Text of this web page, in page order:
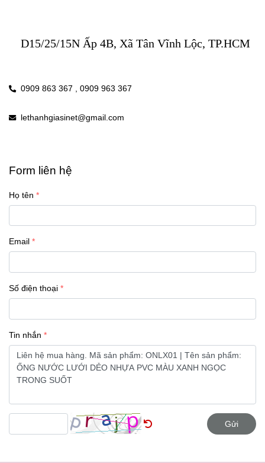
D15/25/15N Ấp 4B, Xã Tân Vĩnh Lộc, TP.HCM
0909 863 367 , 0909 963 367
lethanhgiasinet@gmail.com
Form liên hệ
Họ tên
Email
Số điện thoại
Tin nhắn
Gửi